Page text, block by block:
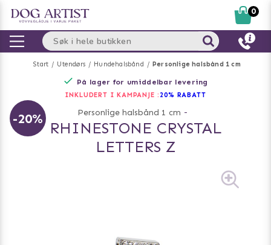
Start Utendørs Hundehalsbånd Personlige halsbånd 1 cm
På lager for umiddelbar levering
INKLUDERT I KAMPANJE : 20% RABATT
-20% Personlige halsbånd 1 cm -
RHINESTONE CRYSTAL
LETTERS Z
0